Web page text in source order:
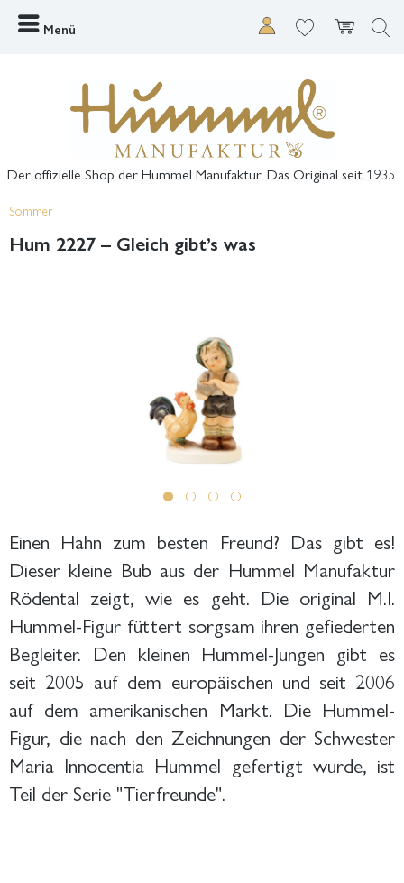
Menü
Der offizielle Shop der Hummel Manufaktur. Das Original seit 1935.
Sommer
Hum 2227 – Gleich gibt’s was
Einen Hahn zum besten Freund? Das gibt es!
Dieser kleine Bub aus der Hummel Manufaktur
Rödental zeigt, wie es geht. Die original M.I.
Hummel-Figur füttert sorgsam ihren gefiederten
Begleiter. Den kleinen Hummel-Jungen gibt es
seit 2005 auf dem europäischen und seit 2006
auf dem amerikanischen Markt. Die Hummel-
Figur, die nach den Zeichnungen der Schwester
Maria Innocentia Hummel gefertigt wurde, ist
Teil der Serie "Tierfreunde".